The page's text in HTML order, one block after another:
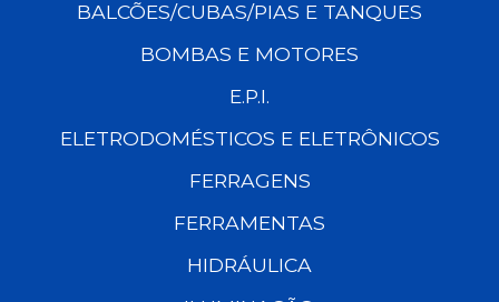
BALCÕES/CUBAS/PIAS E TANQUES
BOMBAS E MOTORES
E.P.I.
ELETRODOMÉSTICOS E ELETRÔNICOS
FERRAGENS
FERRAMENTAS
HIDRÁULICA